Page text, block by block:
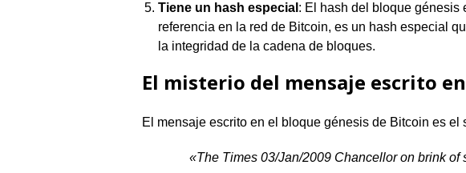
Tiene un hash especial : El hash del bloque génesis
referencia en la red de Bitcoin, es un hash especial
la integridad de la cadena de bloques.
El misterio del mensaje escrito
El mensaje escrito en el bloque génesis de Bitcoin es el
«The Times 03/Jan/2009 Chancellor on brink of